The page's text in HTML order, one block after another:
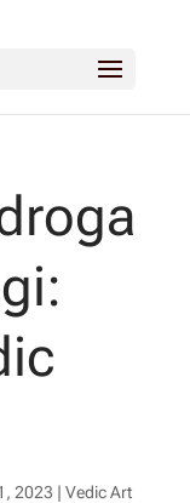
2023 | Vedic Art